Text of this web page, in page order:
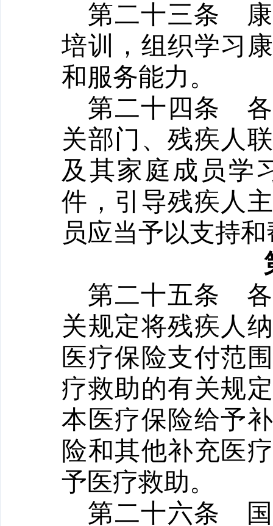
第二十三条
培训，组织学习
和服务能力。
第二十四条
关部门、残疾人
及其家庭成员学
件，引导残疾人
员应当予以支持
第二十五条
关规定将残疾人
医疗保险支付范
疗救助的有关规
本医疗保险给予
险和其他补充医
予医疗救助。
第二十六条